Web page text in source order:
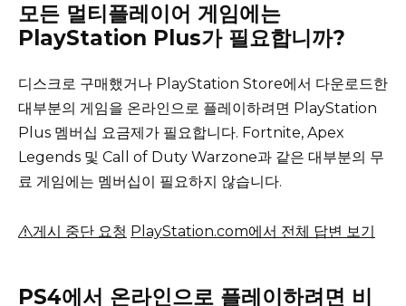
모든 멀티플레이어 게임에는
PlayStation Plus가 필요합니까?
디스크로 구매했거나 PlayStation Store에서 다운로드한
대부분의 게임을 온라인으로 플레이하려면 PlayStation
Plus 멤버십 요금제가 필요합니다. Fortnite, Apex
Legends 및 Call of Duty Warzone과 같은 대부분의 무
료 게임에는 멤버십이 필요하지 않습니다.
게시 중단 요청 PlayStation.com에서 전체 답변 보기
PS4에서 온라인으로 플레이하려면 비